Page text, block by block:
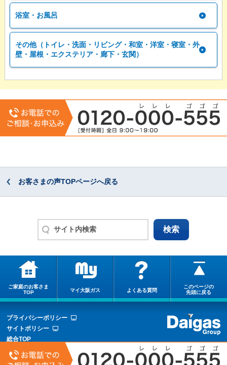
浴室・お風呂
その他（トイレ・洗面・リビング・和室・洋室・寝室・外
壁・屋根・エクステリア・廊下・玄関）
お客さまの声TOPページへ戻る
ご家庭のお客さま
TOP
マイ大阪ガス よくある質問
このページの
先頭に戻る
プライバシーポリシー
サイトポリシー
総合TOP
サイトマップ